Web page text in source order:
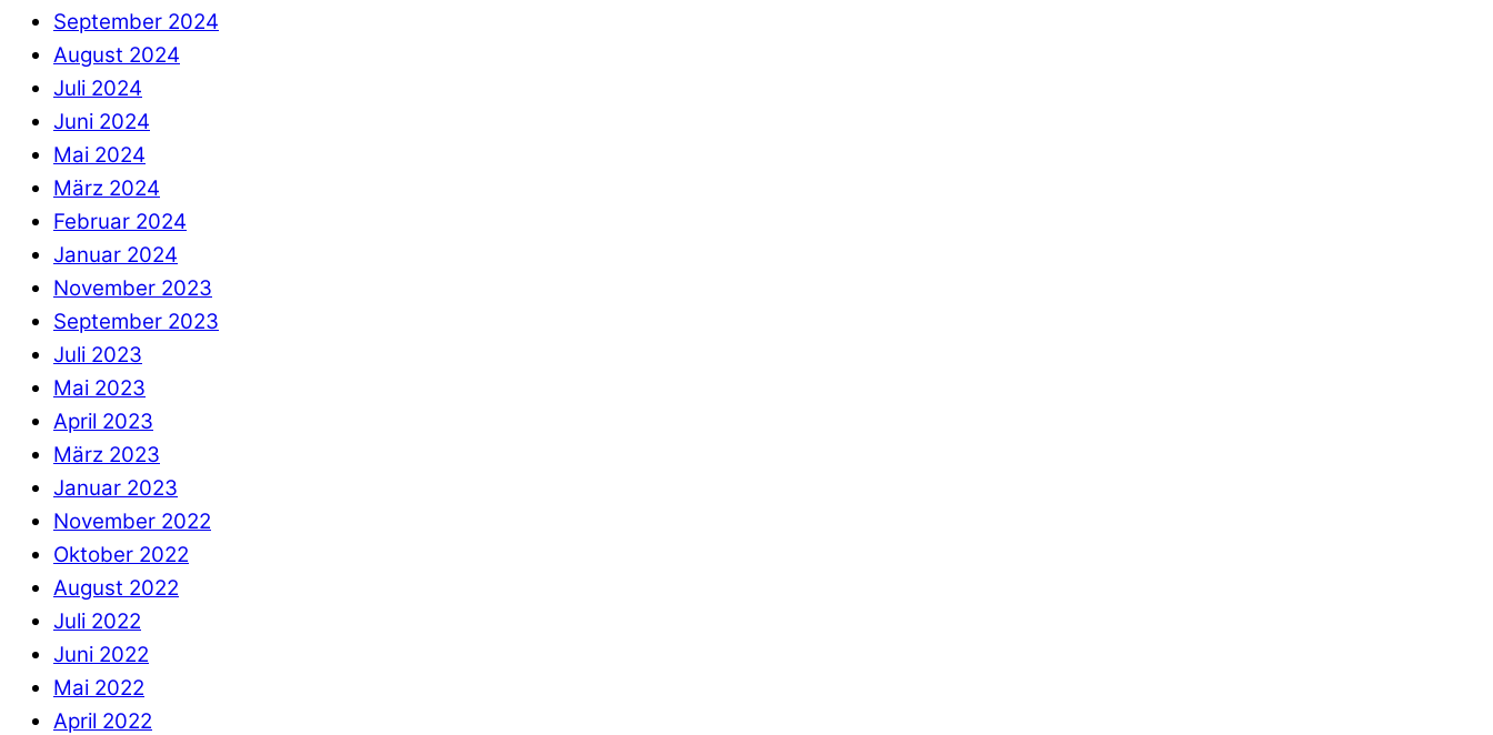
September 2024
August 2024
Juli 2024
Juni 2024
Mai 2024
März 2024
Februar 2024
Januar 2024
November 2023
September 2023
Juli 2023
Mai 2023
April 2023
März 2023
Januar 2023
November 2022
Oktober 2022
August 2022
Juli 2022
Juni 2022
Mai 2022
April 2022